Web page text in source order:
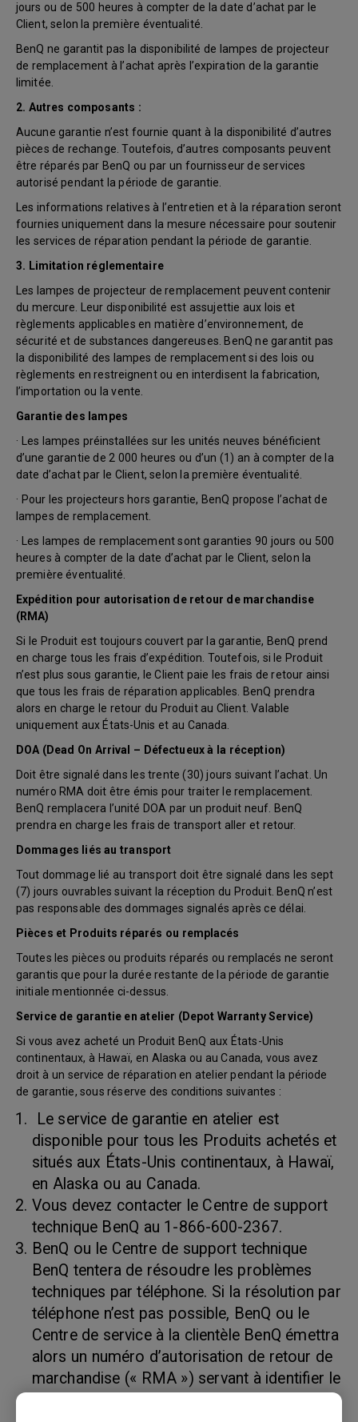
jours ou de 500 heures à compter de la date d’achat par le
Client, selon la première éventualité.
BenQ ne garantit pas la disponibilité de lampes de projecteur
de remplacement à l’achat après l’expiration de la garantie
limitée.
2. Autres composants :
Aucune garantie n’est fournie quant à la disponibilité d’autres
pièces de rechange. Toutefois, d’autres composants peuvent
être réparés par BenQ ou par un fournisseur de services
autorisé pendant la période de garantie.
Les informations relatives à l’entretien et à la réparation seront
fournies uniquement dans la mesure nécessaire pour soutenir
les services de réparation pendant la période de garantie.
3. Limitation réglementaire
Les lampes de projecteur de remplacement peuvent contenir
du mercure. Leur disponibilité est assujettie aux lois et
règlements applicables en matière d’environnement, de
sécurité et de substances dangereuses. BenQ ne garantit pas
la disponibilité des lampes de remplacement si des lois ou
règlements en restreignent ou en interdisent la fabrication,
l’importation ou la vente.
Garantie des lampes
· Les lampes préinstallées sur les unités neuves bénéficient
d’une garantie de 2 000 heures ou d’un (1) an à compter de la
date d’achat par le Client, selon la première éventualité.
· Pour les projecteurs hors garantie, BenQ propose l’achat de
lampes de remplacement.
· Les lampes de remplacement sont garanties 90 jours ou 500
heures à compter de la date d’achat par le Client, selon la
première éventualité.
Expédition pour autorisation de retour de marchandise
(RMA)
Si le Produit est toujours couvert par la garantie, BenQ prend
en charge tous les frais d’expédition. Toutefois, si le Produit
n’est plus sous garantie, le Client paie les frais de retour ainsi
que tous les frais de réparation applicables. BenQ prendra
alors en charge le retour du Produit au Client. Valable
uniquement aux États-Unis et au Canada.
DOA (Dead On Arrival – Défectueux à la réception)
Doit être signalé dans les trente (30) jours suivant l’achat. Un
numéro RMA doit être émis pour traiter le remplacement.
BenQ remplacera l’unité DOA par un produit neuf. BenQ
prendra en charge les frais de transport aller et retour.
Dommages liés au transport
Tout dommage lié au transport doit être signalé dans les sept
(7) jours ouvrables suivant la réception du Produit. BenQ n’est
pas responsable des dommages signalés après ce délai.
Pièces et Produits réparés ou remplacés
Toutes les pièces ou produits réparés ou remplacés ne seront
garantis que pour la durée restante de la période de garantie
initiale mentionnée ci-dessus.
Service de garantie en atelier (Depot Warranty Service)
Si vous avez acheté un Produit BenQ aux États-Unis
continentaux, à Hawaï, en Alaska ou au Canada, vous avez
droit à un service de réparation en atelier pendant la période
de garantie, sous réserve des conditions suivantes :
Le service de garantie en atelier est
disponible pour tous les Produits achetés et
situés aux États-Unis continentaux, à Hawaï,
en Alaska ou au Canada.
Vous devez contacter le Centre de support
technique BenQ au 1-866-600-2367.
BenQ ou le Centre de support technique
BenQ tentera de résoudre les problèmes
techniques par téléphone. Si la résolution par
téléphone n’est pas possible, BenQ ou le
Centre de service à la clientèle BenQ émettra
alors un numéro d’autorisation de retour de
marchandise (« RMA ») servant à identifier le